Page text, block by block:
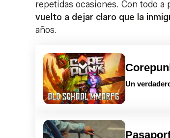
repetidas ocasiones. Con todo
vuelto a dejar claro que la
años.
Un